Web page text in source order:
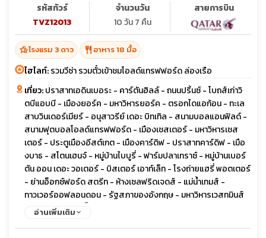
รหัสทัวร์
TVZ12013
จำนวนวัน
10 วัน 7 คืน
สายการบิน
hotel_classโรงแรม 3 ดาว restaurant อาหาร 18 มื้อ
ไฮไลท์:รวมวีซ่า รวมตั๋วเข้าชมโอลด์แทรฟฟอร์ด ล่องเรือ
เที่ยว:ปราสาทเอดินเบอระ - คาร์ตันฮิลล์ - ถนนปริ้นซ์ - โบถส์เก่าวิ
ตบีแอบบี - เมืองยอร์ค - มหาวิหารยอร์ค - ตรอกไดแอก้อน - ทะเล
สาบวินเดอร์เมียร์ - อนุสาวรีย์ เดอะ บิทเทิล - สนามบอลแอนฟิลด์ -
สนามฟุตบอลโอลด์แทรฟฟอร์ด - เมืองเชสเตอร์ - มหาวิหารเชส
เตอร์ - ประตูเมืองอีสต์เกต - เมืองคาร์ดิฟ - ปราสาทคาร์ดิฟ - เมือ
งบาธ - สโตนเฮนจ์ - หมู่บ้านไบบูรี่ - ฟาร์มปลาเทราซ์ - หมู่บ้านเบอร์
ตัน ออน เดอะ วอเตอร์ - บิสเตอร์ เอาท์เล็ท - โรงถ่ายแฮรี่ พอตเตอร์
- ย่านอ็อกซ์ฟอร์ด สตรีท - ห้างเซลฟริดเจดส์ - แม่น้ำเทมส์ -
ทาวเวอร์ออฟลอนดอน - รัฐสภาของอังกฤษ - มหาวิหารเวสทมินส์
เตอร์ - หอนาฬิกาบิ๊กเบน - จัตุรัสทราฟัลการ์ - มหาวิหารเซนต์พอลส์
อ่านเพิ่มเติม